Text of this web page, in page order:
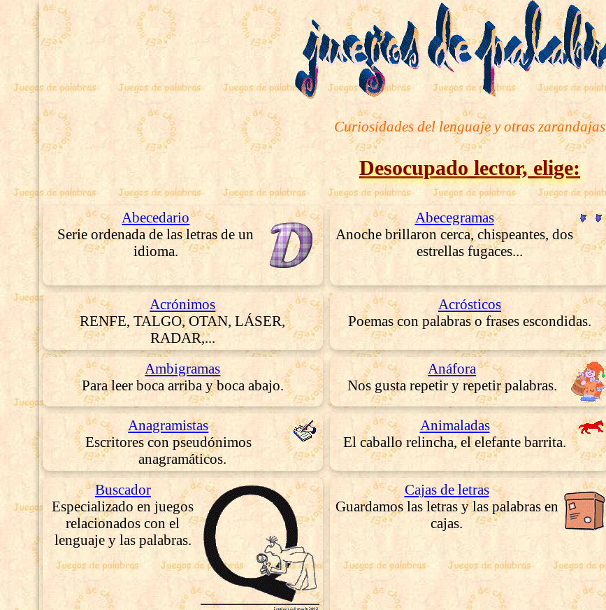
Curiosidades del lenguaje y otras zarandajas
Desocupado lector, elige:
Abecedario
Serie ordenada de las letras de un
idioma.
Abecegramas
Anoche brillaron cerca, chispeantes, dos
estrellas fugaces...
Acrónimos
RENFE, TALGO, OTAN, LÁSER,
RADAR,...
Acrósticos
Poemas con palabras o frases escondidas.
Ambigramas
Para leer boca arriba y boca abajo.
Anáfora
Nos gusta repetir y repetir palabras.
Anagramistas
Escritores con pseudónimos
anagramáticos.
Animaladas
El caballo relincha, el elefante barrita.
Buscador
Especializado en juegos
relacionados con el
lenguaje y las palabras.
Cajas de letras
Guardamos las letras y las palabras en
cajas.